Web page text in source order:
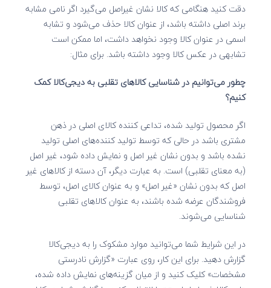
دقت کنید هنگامی که کالا نشان غیراصل می‌گیرد اگر نامی مشابه
برند اصلی داشته باشد، از عنوان کالا حذف می‌شود و تشابه
اسمی در عنوان کالا وجود نخواهد داشت، اما ممکن است
تشابهی در عکس کالا وجود داشته باشد. برای مثال:
چطور می‌توانیم در شناسایی کالاهای تقلبی به دیجی‌کالا کمک
کنیم؟
اگر محصول تولید شده، تداعی کننده کالای اصلی در ذهن
مشتری باشد در حالی که توسط تولید کننده‌های اصلی تولید
نشده باشد و بدون نشان غیر اصل و نمایش داده شود، غیر اصل
(به معنای تقلبی) است. به عبارت دیگر، آن دسته از کالاهای غیر
اصل که بدون نشان «غیر اصل» و به عنوان کالای اصل، توسط
فروشندگان عرضه شده باشند، به عنوان کالاهای تقلبی
شناسایی می‌شوند.
در این شرایط شما می‌توانید موارد مشکوک را به دیجی‌کالا
گزارش دهید. برای این کار، روی عبارت «گزارش نادرستی
مشخصات»کلیک کنید و از میان گزینه‌های نمایش داده شده،